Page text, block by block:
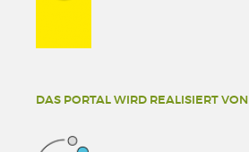
DAS PORTAL WIRD REALISIERT VON